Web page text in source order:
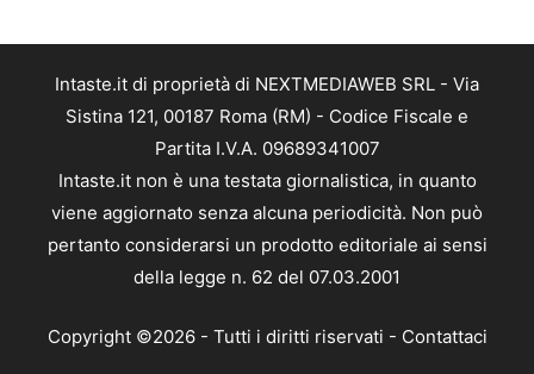
Intaste.it di proprietà di NEXTMEDIAWEB SRL - Via
Sistina 121, 00187 Roma (RM) - Codice Fiscale e
Partita I.V.A. 09689341007
Intaste.it non è una testata giornalistica, in quanto
viene aggiornato senza alcuna periodicità. Non può
pertanto considerarsi un prodotto editoriale ai sensi
della legge n. 62 del 07.03.2001
Copyright ©2026 - Tutti i diritti riservati - Contattaci